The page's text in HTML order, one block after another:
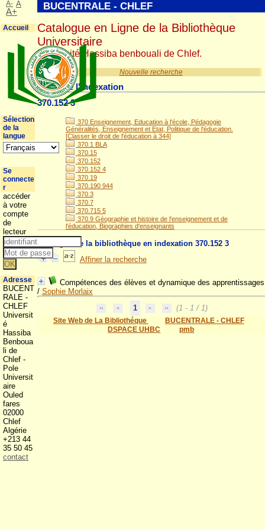
Nouvelle recherche
Détail de l'indexation
370.152 3
370 Enseignement, Education à l'école, Pédagogie
Généralités, Enseignement et Etat, Politique de l'éducation.
[Classer le droit de l'éducation à 344]
370.1 BLA
370.15
370.152
370.152 4
370.19
370.190 944
370.3
370.7
370.715 5
370.9 Géographie et histoire de l'enseignement et de
l'éducation, Biographies d'enseignants
Ouvrages de la bibliothèque en indexation 370.152 3
Affiner la recherche
Compétences des élèves et dynamique des apprentissages
/ Sophie Morlaix
1
(1 - 1 / 1)
Site Web de La Bibliothéque
BUCENTRALE - CHLEF
DSPACE UHBC
pmb
BUCENTRALE - CHLEF
Catalogue en Ligne de la Bibliothèque
Universitaire
Université Hassiba benbouali de Chlef.
A- A
A+
Accueil
Sélection
de la
langue
Se
connecte
r
accéder
à votre
compte
de
lecteur
Adresse
BUCENT
RALE -
CHLEF
Universit
é
Hassiba
Benboua
li de
Chlef -
Pole
Universit
aire
Ouled
fares
02000
Chlef
Algérie
+213 44
35 50 45
contact